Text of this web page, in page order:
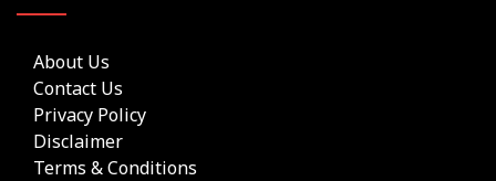
About Us
Contact Us
Privacy Policy
Disclaimer
Terms & Conditions